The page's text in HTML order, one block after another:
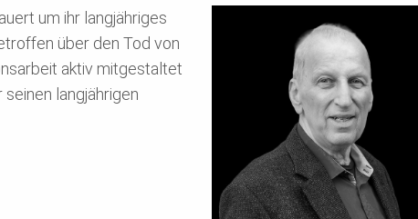
um ihr langjähriges
über den Tod von
aktiv mitgestaltet
langjährigen